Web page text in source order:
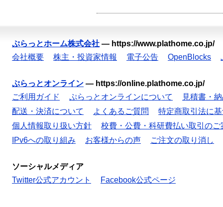
ぷらっとホーム株式会社 — https://www.plathome.co.jp/
会社概要
株主・投資家情報 電子公告 OpenBlocks
ぷらっとオンライン — https://online.plathome.co.jp/
ご利用ガイド
ぷらっとオンラインについて
見積書・
配送・決済について
よくあるご質問
特定商取引法に
個人情報取り扱い方針
校費・公費・科研費払い取引のご
IPv6への取り組み
お客様からの声 ご注文の取り消し
ソーシャルメディア
Twitter公式アカウント
Facebook公式ページ